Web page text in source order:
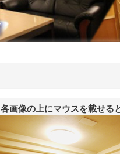
各画像の上にマウスを載せる